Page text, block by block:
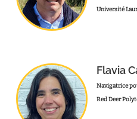
Université
Flavia
Navigatrice
Red Deer